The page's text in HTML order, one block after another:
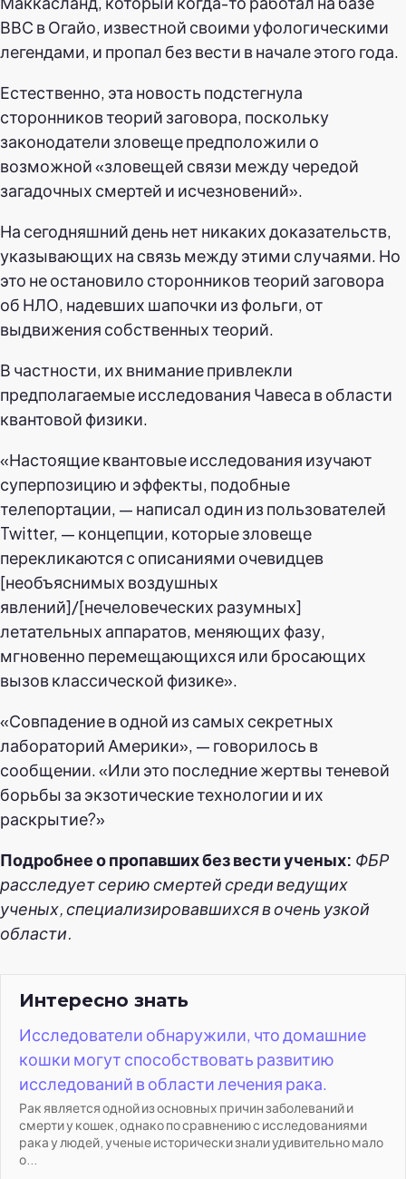
ВВС в Огайо, известной своими уфологическими
легендами, и пропал без вести в начале этого года.
Естественно, эта новость подстегнула
сторонников теорий заговора, поскольку
законодатели зловеще предположили о
возможной «зловещей связи между чередой
загадочных смертей и исчезновений».
На сегодняшний день нет никаких доказательств,
указывающих на связь между этими случаями. Но
это не остановило сторонников теорий заговора
об НЛО, надевших шапочки из фольги, от
выдвижения собственных теорий.
В частности, их внимание привлекли
предполагаемые исследования Чавеса в области
квантовой физики.
«Настоящие квантовые исследования изучают
суперпозицию и эффекты, подобные
телепортации, — написал один из пользователей
Twitter, — концепции, которые зловеще
перекликаются с описаниями очевидцев
[необъяснимых воздушных
явлений]/[нечеловеческих разумных]
летательных аппаратов, меняющих фазу,
мгновенно перемещающихся или бросающих
вызов классической физике».
«Совпадение в одной из самых секретных
лабораторий Америки», — говорилось в
сообщении. «Или это последние жертвы теневой
борьбы за экзотические технологии и их
раскрытие?»
Подробнее о пропавших без вести ученых: ФБР
расследует серию смертей среди ведущих
ученых, специализировавшихся в очень узкой
области.
Интересно знать
Исследователи обнаружили, что домашние
кошки могут способствовать развитию
исследований в области лечения рака.
Рак является одной из основных причин заболеваний и
смерти у кошек, однако по сравнению с исследованиями
рака у людей, ученые исторически знали удивительно мало
о...